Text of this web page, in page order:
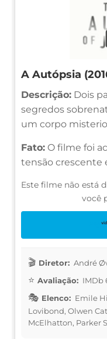
A Autópsia
Descrição: Dois
segredos
um corpo
Fato: O filme foi
tensão crescente
Este filme não está
você
Diretor: André
Avaliação: IMDb
Elenco: Emile
Lovibond, Olwen
McElhatton, Parker